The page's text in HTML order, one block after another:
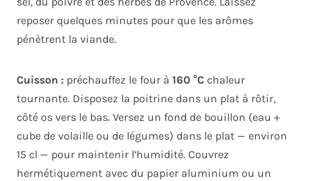
reposer quelques minutes pour que les arômes
pénètrent la viande.
Cuisson : préchauffez le four à 160 °C chaleur
tournante. Disposez la poitrine dans un plat à rôtir,
côté os vers le bas. Versez un fond de bouillon (eau +
cube de volaille ou de légumes) dans le plat — environ
15 cl — pour maintenir l’humidité. Couvrez
hermétiquement avec du papier aluminium ou un